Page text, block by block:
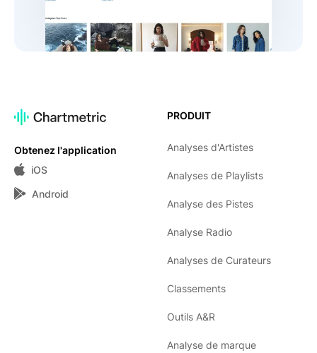
Obtenez l'application
iOS
Android
PRODUIT
Analyses d'Artistes
Analyses de Playlists
Analyse des Pistes
Analyse Radio
Analyses de Curateurs
Classements
Outils A&R
Analyse de marque